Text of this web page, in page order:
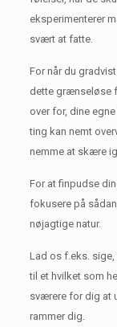
eksperimenterer
svært at fatte.
For når du
dette grænseløse
over for, dine
ting kan nemt
nemme at skære
For at finpudse
fokusere på
nøjagtige natur.
Lad os f.eks.
til et hvilket som
sværere for dig at
rammer dig.